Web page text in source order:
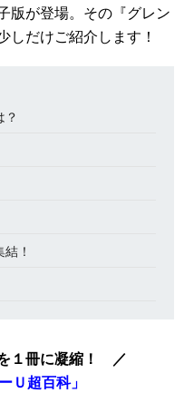
が登場。その『グレン
しだけご紹介します！
？
！
１冊に凝縮！ ／
Ｕ超百科」